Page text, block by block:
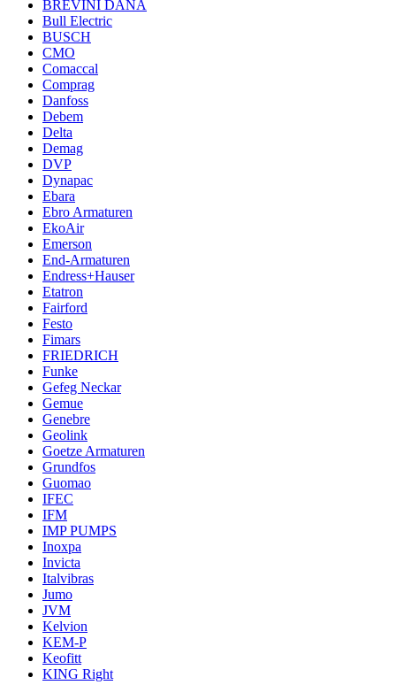
BREVINI DANA
Bull Electric
BUSCH
CMO
Comaccal
Comprag
Danfoss
Debem
Delta
Demag
DVP
Dynapac
Ebara
Ebro Armaturen
EkoAir
Emerson
End-Armaturen
Endress+Hauser
Etatron
Fairford
Festo
Fimars
FRIEDRICH
Funke
Gefeg Neckar
Gemue
Genebre
Geolink
Goetze Armaturen
Grundfos
Guomao
IFEC
IFM
IMP PUMPS
Inoxpa
Invicta
Italvibras
Jumo
JVM
Kelvion
KEM-P
Keofitt
KING Right